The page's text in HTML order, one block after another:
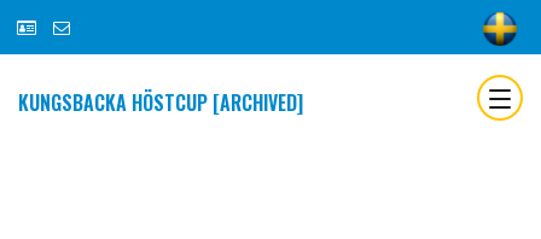
KUNGSBACKA HÖSTCUP [ARCHIVED]